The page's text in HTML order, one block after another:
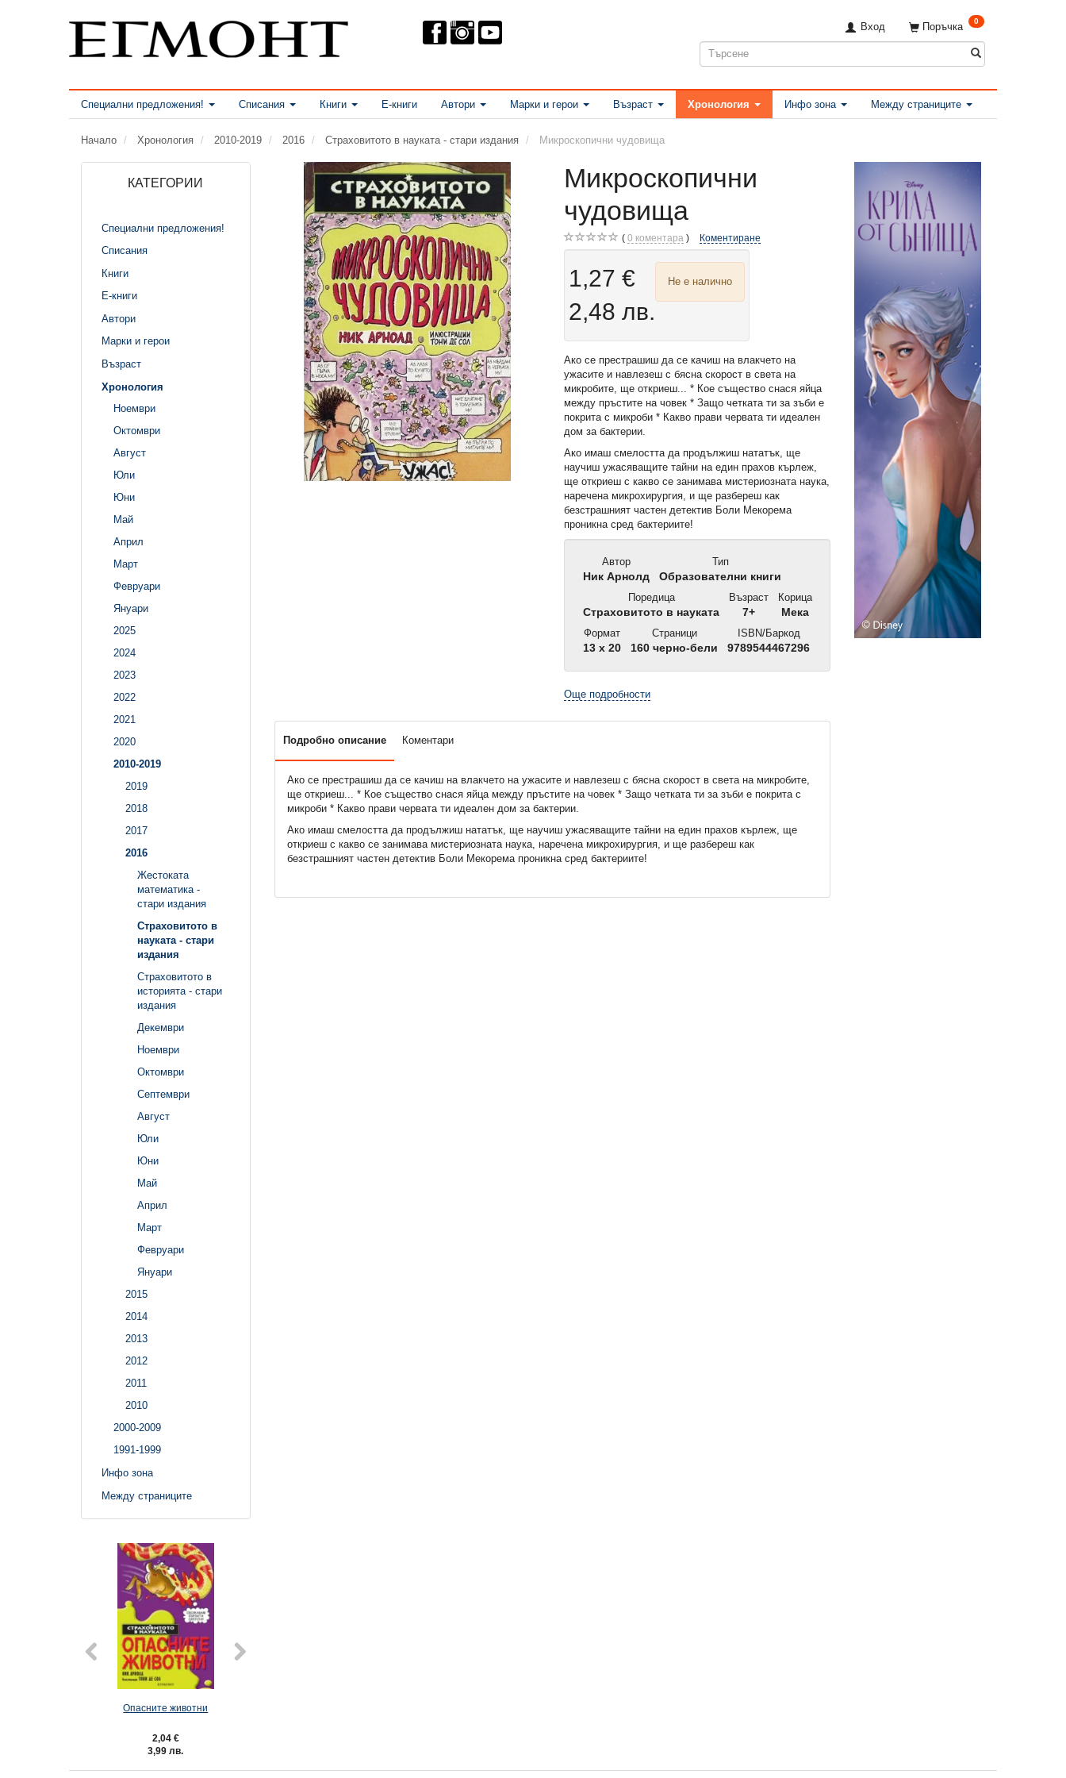
Поръчка 0
Вход
Специални предложения! Списания Книги Е-книги Автори Марки и герои Възраст Хронология Инфо зона Между страниците
Начало Хронология 2010-2019 2016 Страховитото в науката - стари издания Микроскопични чудовища
КАТЕГОРИИ
Специални предложения!
Списания
Книги
Е-книги
Автори
Марки и герои
Възраст
Хронология
Ноември
Октомври
Август
Юли
Юни
Май
Април
Март
Февруари
Януари
2025
2024
2023
2022
2021
2020
2010-2019
2019
2018
2017
2016
Жестоката
математика -
стари издания
Страховитото в
науката - стари
издания
Страховитото в
историята - стари
издания
Декември
Ноември
Октомври
Септември
Август
Юли
Юни
Май
Април
Март
Февруари
Януари
2015
2014
2013
2012
2011
2010
2000-2009
1991-1999
Инфо зона
Между страниците
Опасните животни
2,04 €
3,99 лв.
Микроскопични
чудовища
0 коментара Коментиране
1,27 €
2,48 лв.
Не е налично
Ако се престрашиш да се качиш на влакчето на
ужасите и навлезеш с бясна скорост в света на
микробите, ще откриеш... * Кое същество снася яйца
между пръстите на човек * Защо четката ти за зъби е
покрита с микроби * Какво прави червата ти идеален
дом за бактерии.
Ако имаш смелостта да продължиш нататък, ще
научиш ужасяващите тайни на един прахов кърлеж,
ще откриеш с какво се занимава мистериозната наука,
наречена микрохирургия, и ще разбереш как
безстрашният частен детектив Боли Мекорема
проникна сред бактериите!
Автор
Ник Арнолд
Тип
Образователни книги
Поредица
Страховитото в науката
Възраст
7+
Корица
Мека
Формат
13 x 20
Страници
160 черно-бели
ISBN/Баркод
9789544467296
Още подробности
Подробно описание Коментари
Ако се престрашиш да се качиш на влакчето на ужасите и навлезеш с бясна скорост в света на микробите,
ще откриеш... * Кое същество снася яйца между пръстите на човек * Защо четката ти за зъби е покрита с
микроби * Какво прави червата ти идеален дом за бактерии.
Ако имаш смелостта да продължиш нататък, ще научиш ужасяващите тайни на един прахов кърлеж, ще
откриеш с какво се занимава мистериозната наука, наречена микрохирургия, и ще разбереш как
безстрашният частен детектив Боли Мекорема проникна сред бактериите!